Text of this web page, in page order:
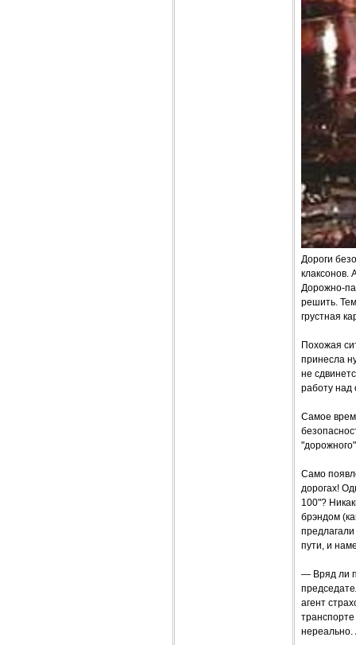
Дороги
клаксонов.
Дорожно-
решить.
грустная
Похожая
принесла
не
работу
Самое
Само
дорогах!
100"?
брэндом
пути, и
— Вряд ли
агент
нереально.